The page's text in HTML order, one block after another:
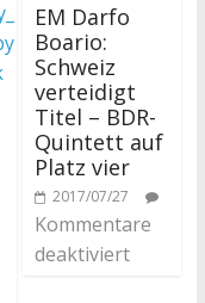
EM Darfo
Boario:
Schweiz
verteidigt
Titel – BDR-
Quintett auf
Platz vier
2017/07/27
Kommentare
deaktiviert